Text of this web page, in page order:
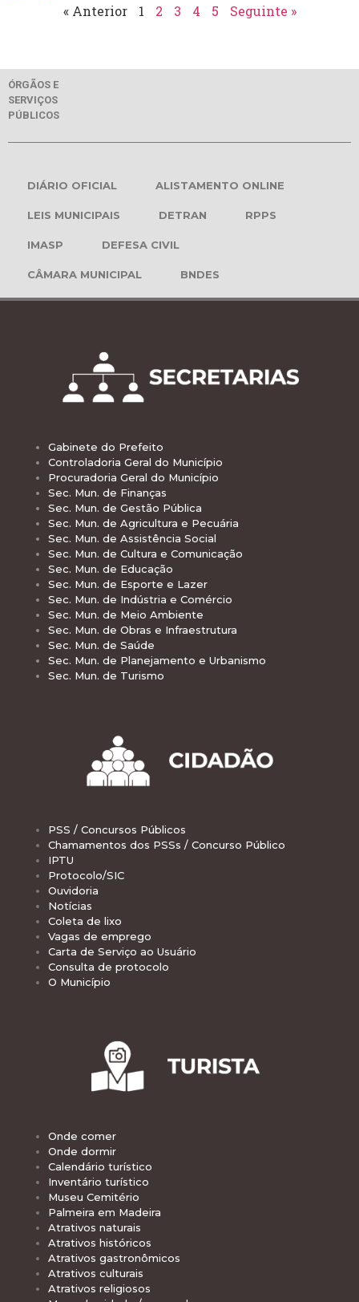
« Anterior 1 2 3 4 5 Seguinte »
ÓRGÃOS E
SERVIÇOS
PÚBLICOS
DIÁRIO OFICIAL ALISTAMENTO ONLINE
LEIS MUNICIPAIS DETRAN RPPS
IMASP DEFESA CIVIL
CÂMARA MUNICIPAL BNDES
Gabinete do Prefeito
Controladoria Geral do Município
Procuradoria Geral do Município
Sec. Mun. de Finanças
Sec. Mun. de Gestão Pública
Sec. Mun. de Agricultura e Pecuária
Sec. Mun. de Assistência Social
Sec. Mun. de Cultura e Comunicação
Sec. Mun. de Educação
Sec. Mun. de Esporte e Lazer
Sec. Mun. de Indústria e Comércio
Sec. Mun. de Meio Ambiente
Sec. Mun. de Obras e Infraestrutura
Sec. Mun. de Saúde
Sec. Mun. de Planejamento e Urbanismo
Sec. Mun. de Turismo
PSS / Concursos Públicos
Chamamentos dos PSSs / Concurso Público
IPTU
Protocolo/SIC
Ouvidoria
Notícias
Coleta de lixo
Vagas de emprego
Carta de Serviço ao Usuário
Consulta de protocolo
O Município
Onde comer
Onde dormir
Calendário turístico
Inventário turístico
Museu Cemitério
Palmeira em Madeira
Atrativos naturais
Atrativos históricos
Atrativos gastronômicos
Atrativos culturais
Atrativos religiosos